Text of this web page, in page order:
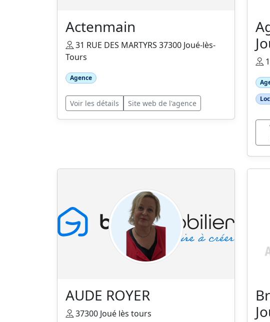
Actenmain
31 RUE DES MARTYRS 37300 Joué-lès-
Tours
Agence
Voir les détails Site web de l'agence
AUDE ROYER
37300 Joué lès tours